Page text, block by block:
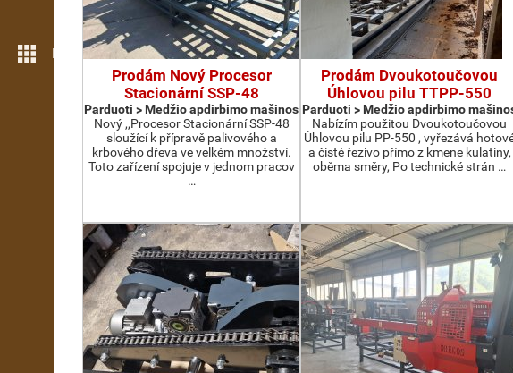
Daugiau funkcijų
Prodám Nový Procesor
Stacionární SSP-48
Parduoti > Medžio apdirbimo mašinos
Nový ,,Procesor Stacionární SSP-48
sloužící k přípravě palivového a
krbového dřeva ve velkém množství.
Toto zařízení spojuje v jednom pracov
…
Prodám Dvoukotoučovou
Úhlovou pilu TTPP-550
Parduoti > Medžio apdirbimo
Nabízím použitou Dvoukotoučovou
Úhlovou pilu PP-550 , vyřezává
a čisté řezivo přímo z kmene kulatiny,
oběma směry, Po technické strán …